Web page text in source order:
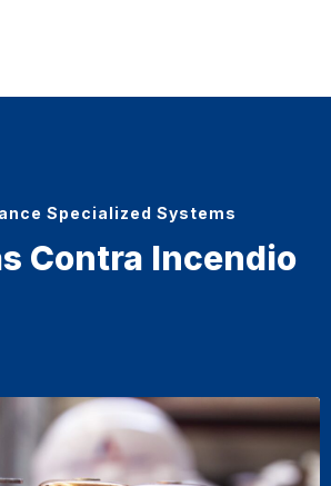
Specialized Systems
Contra Incendio